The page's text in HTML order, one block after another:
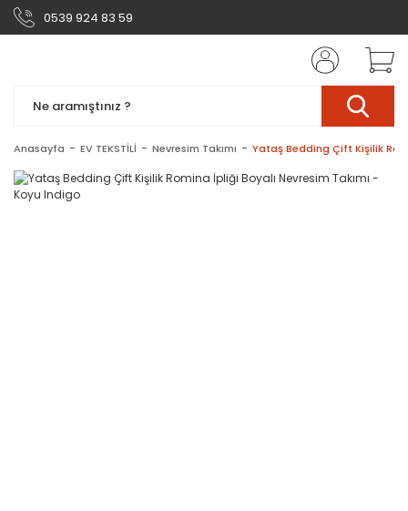
0539 924 83 59
Anasayfa EV TEKSTİLİ Nevresim Takımı Yataş Bedding Çift Kişilik